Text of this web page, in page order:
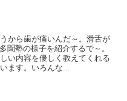
から歯が痛いんだ～。滑舌が
聞塾の様子を紹介するで～。
い内容を優しく教えてくれる
ます。いろんな...